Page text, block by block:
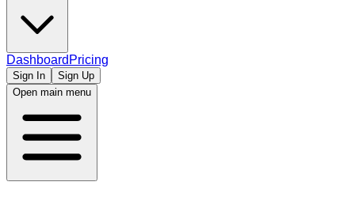
Dashboard Pricing
Sign In
Sign Up
Open main menu